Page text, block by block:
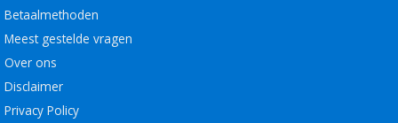
Betaalmethoden
Meest gestelde vragen
Over ons
Disclaimer
Privacy Policy